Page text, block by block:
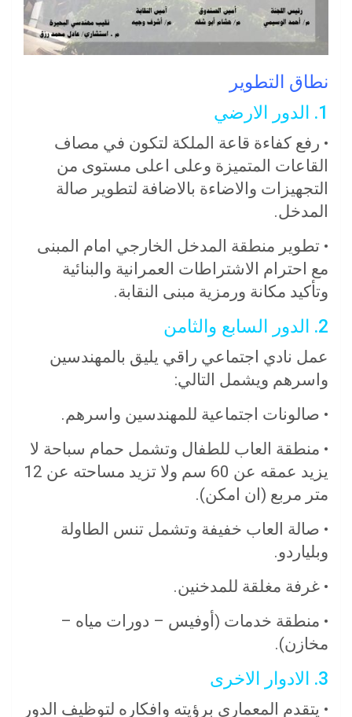
نطاق التطوير
1. الدور الارضي
• رفع كفاءة قاعة الملكة لتكون في مصاف
القاعات المتميزة وعلى اعلى مستوى من
التجهيزات والاضاءة بالاضافة لتطوير صالة
المدخل.
• تطوير منطقة المدخل الخارجي امام المبنى
مع احترام الاشتراطات العمرانية والبنائية
وتأكيد مكانة ورمزية مبنى النقابة.
2. الدور السابع والثامن
عمل نادي اجتماعي راقي يليق بالمهندسين
واسرهم ويشمل التالي:
• صالونات اجتماعية للمهندسين واسرهم.
• منطقة العاب للطفال وتشمل حمام سباحة لا
يزيد عمقه عن 60 سم ولا تزيد مساحته عن 12
متر مربع (ان امكن).
• صالة العاب خفيفة وتشمل تنس الطاولة
وبلياردو.
• غرفة مغلقة للمدخنين.
• منطقة خدمات (أوفيس – دورات مياه –
مخازن).
3. الادوار الاخرى
• يتقدم المعماري برؤيته وافكاره لتوظيف الدور